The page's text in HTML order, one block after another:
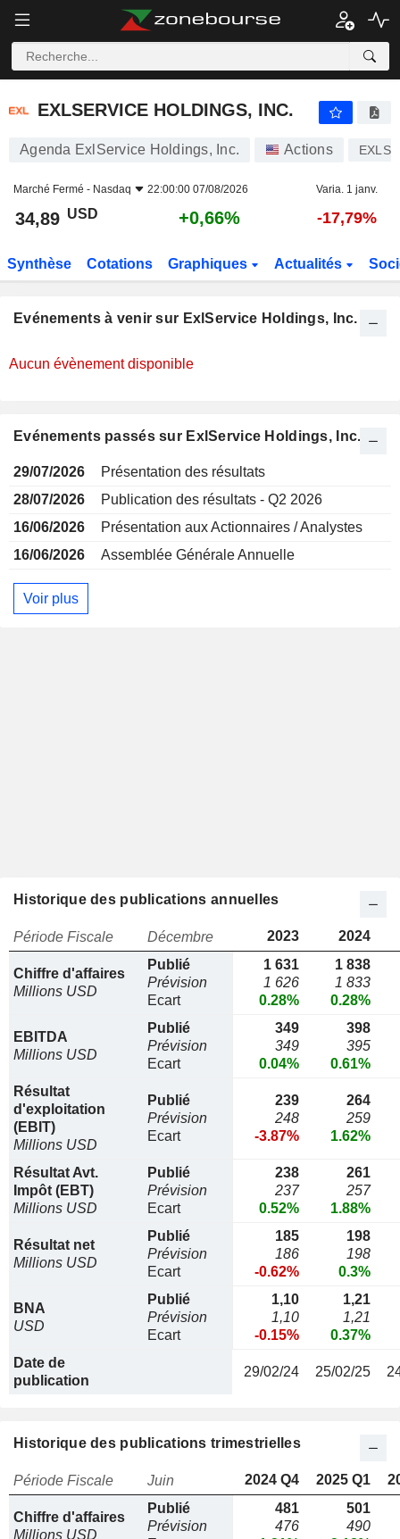
EXLSERVICE HOLDINGS, INC.
EXLSERVICE HOLDINGS, INC.
Agenda ExlService Holdings, Inc. Actions EXLS
Marché Fermé - Nasdaq 22:00:00 07/08/2026 Varia. 1 janv.
34,89 USD +0,66% -17,79%
Synthèse Cotations Graphiques Actualités
Evénements à venir sur ExlService Holdings, Inc.
Aucun évènement disponible
Evénements passés sur ExlService Holdings, Inc.
29/07/2026
Présentation des résultats
28/07/2026
Publication des résultats - Q2 2026
16/06/2026
Présentation aux Actionnaires / Analystes
16/06/2026
Assemblée Générale Annuelle
Voir plus
Historique des publications annuelles
Période Fiscale Décembre 2023 2024
Chiffre d'affaires
Millions USD
Publié
Prévision
Ecart
1 631
1 626
0.28%
1 838
1 833
0.28%
EBITDA
Millions USD
Publié
Prévision
Ecart
349
349
0.04%
398
395
0.61%
Résultat
d'exploitation
(EBIT)
Millions USD
Publié
Prévision
Ecart
239
248
-3.87%
264
259
1.62%
Résultat Avt.
Impôt (EBT)
Millions USD
Publié
Prévision
Ecart
238
237
0.52%
261
257
1.88%
Résultat net
Millions USD
Publié
Prévision
Ecart
185
186
-0.62%
198
198
0.3%
BNA
USD
Publié
Prévision
Ecart
1,10
1,10
-0.15%
1,21
1,21
0.37%
Date de
publication
29/02/24 25/02/25
Historique des publications trimestrielles
Période Fiscale Juin 2024 Q4 2025 Q1
Chiffre d'affaires
Millions USD
Publié
Prévision
481
476
501
490